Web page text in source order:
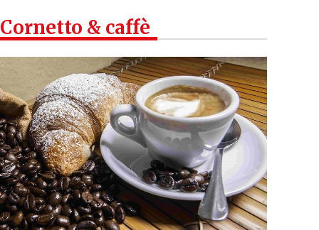
Cornetto & caffè